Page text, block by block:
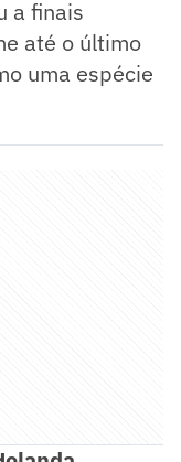
a finais
até o último
uma espécie